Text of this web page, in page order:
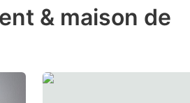
& maison de